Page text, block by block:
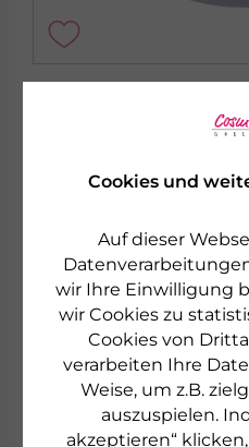
Cookies und
Auf dieser
wir Ihre Einwilligung
wir Cookies zu
Cookies von
verarbeiten Ihre
Weise, um z.B.
auszuspielen.
akzeptieren“
225 g
sofort lieferbar
zum